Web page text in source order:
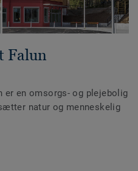
Falun
er en omsorgs- og plejebolig
natur og menneskelig